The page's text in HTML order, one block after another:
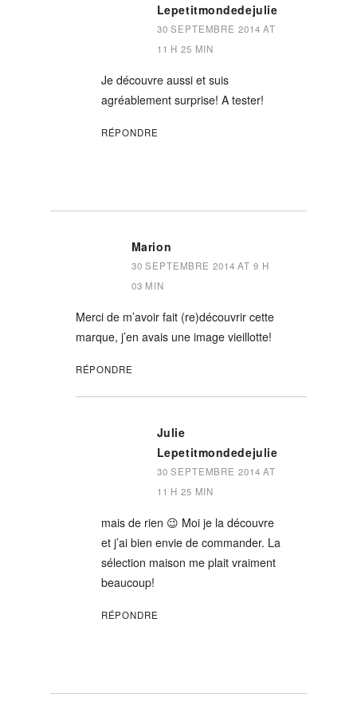
Lepetitmondedejulie
30 SEPTEMBRE 2014 AT
11 H 25 MIN
Je découvre aussi et suis
agréablement surprise! A tester!
RÉPONDRE
Marion
30 SEPTEMBRE 2014 AT 9 H
03 MIN
Merci de m’avoir fait (re)découvrir cette
marque, j’en avais une image vieillotte!
RÉPONDRE
Julie
Lepetitmondedejulie
30 SEPTEMBRE 2014 AT
11 H 25 MIN
mais de rien 😉 Moi je la découvre
et j’ai bien envie de commander. La
sélection maison me plait vraiment
beaucoup!
RÉPONDRE